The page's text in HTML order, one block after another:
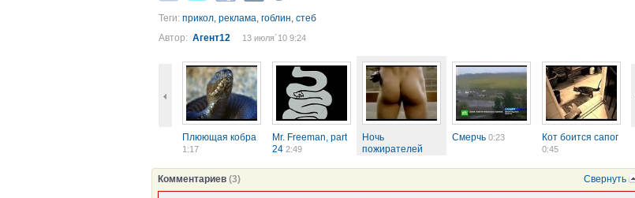
Теги: прикол, реклама, гоблин, стеб
Автор: Агент12 13 июля´10 9:24
Плюющая кобра
1:17
Mr. Freeman, part
24 2:49
Ночь
пожирателей
переводе...
Смерчь 0:23 Кот боится сапог
0:45
Свернуть
Комментариев (3)